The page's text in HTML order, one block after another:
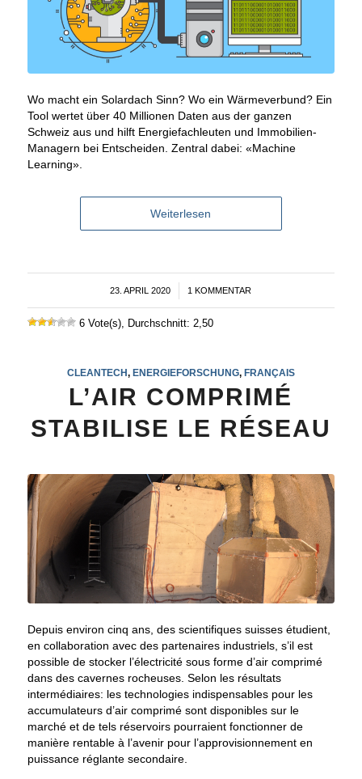
Wo macht ein Solardach Sinn? Wo ein Wärmeverbund? Ein
Tool wertet über 40 Millionen Daten aus der ganzen
Schweiz aus und hilft Energiefachleuten und Immobilien-
Managern bei Entscheiden. Zentral dabei: «Machine
Learning».
Weiterlesen
23. APRIL 2020
/ 1 KOMMENTAR
6 Vote(s), Durchschnitt: 2,50
CLEANTECH, ENERGIEFORSCHUNG, FRANÇAIS
L’AIR COMPRIMÉ
STABILISE LE RÉSEAU
Depuis environ cinq ans, des scientifiques suisses étudient,
en collaboration avec des partenaires industriels, s’il est
possible de stocker l’électricité sous forme d’air comprimé
dans des cavernes rocheuses. Selon les résultats
intermédiaires: les technologies indispensables pour les
accumulateurs d’air comprimé sont disponibles sur le
marché et de tels réservoirs pourraient fonctionner de
manière rentable à l’avenir pour l’approvisionnement en
puissance réglante secondaire.